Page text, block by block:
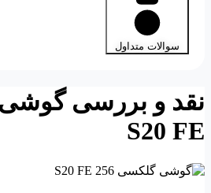
سوالات متداول
نقد و بررسی
S20 FE